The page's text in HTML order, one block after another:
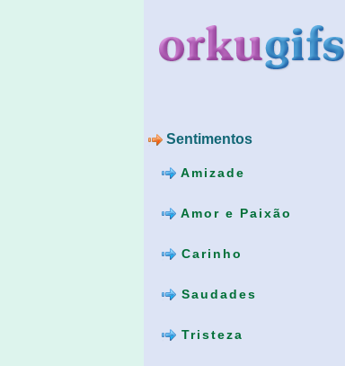
Sentimentos
Amizade
Amor e Paixão
Carinho
Saudades
Tristeza